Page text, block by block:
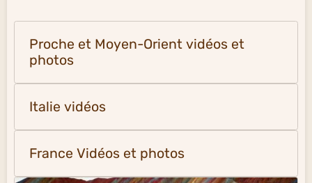
Proche et Moyen-Orient vidéos et
photos
Italie vidéos
France Vidéos et photos